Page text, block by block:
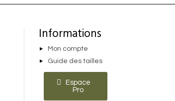
Informations
Mon compte
Guide des tailles
Espace
Pro